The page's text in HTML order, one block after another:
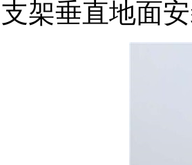
支架垂直地面